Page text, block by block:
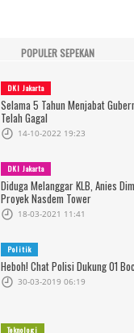
POPULER SEPEKAN
DKI Jakarta
Selama 5 Tahun Menjabat
Telah Gagal
14-10-2022 19:23
DKI Jakarta
Diduga Melanggar KLB, Anies
Proyek Nasdem Tower
18-03-2021 11:41
Politik
Heboh! Chat Polisi Dukung 01
30-03-2019 06:19
Teknologi